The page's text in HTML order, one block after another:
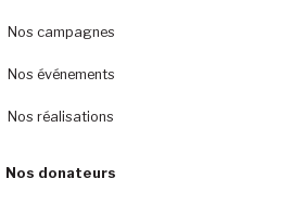
Nos campagnes
Nos événements
Nos réalisations
Nos donateurs